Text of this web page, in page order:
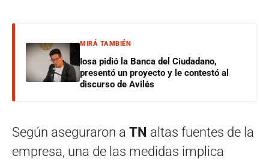
MIRÁ TAMBIÉN
Iosa pidió la Banca del Ciudadano,
presentó un proyecto y le contestó al
discurso de Avilés
Según aseguraron a TN altas fuentes de la
empresa, una de las medidas implica